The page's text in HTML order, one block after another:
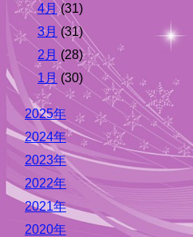
4月(31)
3月 (31)
2月 (28)
1月 (30)
2025年
2024年
2023年
2022年
2021年
2020年